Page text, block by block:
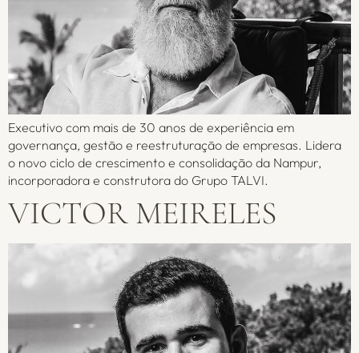
Executivo com mais de 30 anos de experiência em
governança, gestão e reestruturação de empresas. Lidera
o novo ciclo de crescimento e consolidação da Nampur,
incorporadora e construtora do Grupo TALVI.
VICTOR MEIRELES